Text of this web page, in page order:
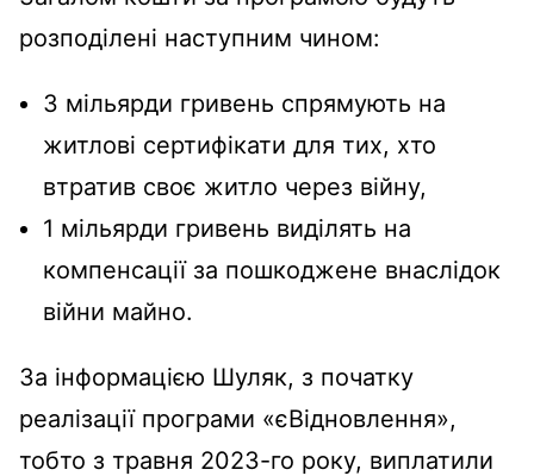
розподілені наступним чином:
3 мільярди гривень спрямують на
житлові сертифікати для тих, хто
втратив своє житло через війну,
1 мільярди гривень виділять на
компенсації за пошкоджене внаслідок
війни майно.
За інформацією Шуляк, з початку
реалізації програми «єВідновлення»,
тобто з травня 2023-го року, виплатили